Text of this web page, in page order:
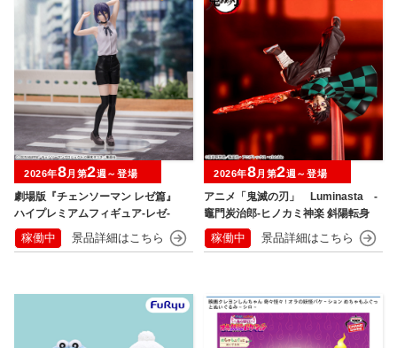
劇場版『チェンソーマン レゼ篇』
ハイプレミアムフィギュア‐レゼ‐
2026年8月第2週～登場
稼働中
アニメ「鬼滅の刃」 Luminasta ‐
竈門炭治郎‐ヒノカミ神楽 斜陽転身
2026年8月第2週～登場
稼働中